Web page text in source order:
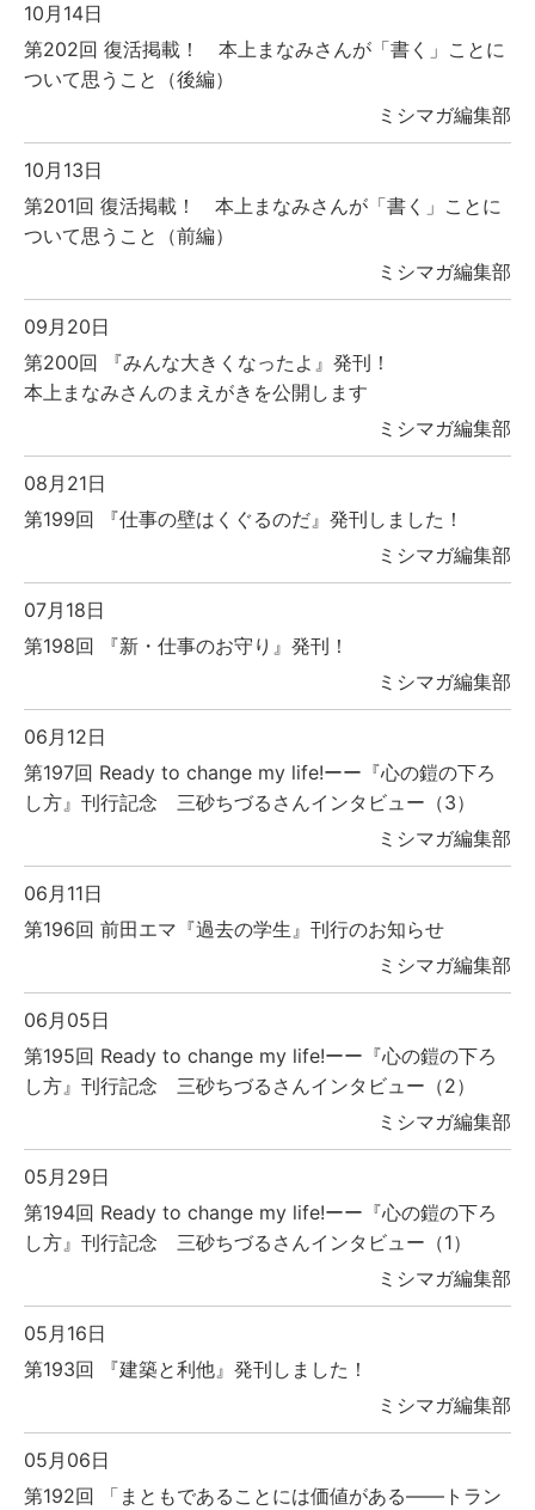
10月14日
第202回 復活掲載！ 本上まなみさんが「書く」ことに
ついて思うこと（後編）
ミシマガ編集部
10月13日
第201回 復活掲載！ 本上まなみさんが「書く」ことに
ついて思うこと（前編）
ミシマガ編集部
09月20日
第200回 『みんな大きくなったよ』発刊！
本上まなみさんのまえがきを公開します
ミシマガ編集部
08月21日
第199回 『仕事の壁はくぐるのだ』発刊しました！
ミシマガ編集部
07月18日
第198回 『新・仕事のお守り』発刊！
ミシマガ編集部
06月12日
第197回 Ready to change my life!ーー『心の鎧の下ろ
し方』刊行記念 三砂ちづるさんインタビュー（3）
ミシマガ編集部
06月11日
第196回 前田エマ『過去の学生』刊行のお知らせ
ミシマガ編集部
06月05日
第195回 Ready to change my life!ーー『心の鎧の下ろ
し方』刊行記念 三砂ちづるさんインタビュー（2）
ミシマガ編集部
05月29日
第194回 Ready to change my life!ーー『心の鎧の下ろ
し方』刊行記念 三砂ちづるさんインタビュー（1）
ミシマガ編集部
05月16日
第193回 『建築と利他』発刊しました！
ミシマガ編集部
05月06日
第192回 「まともであることには価値がある――トラン